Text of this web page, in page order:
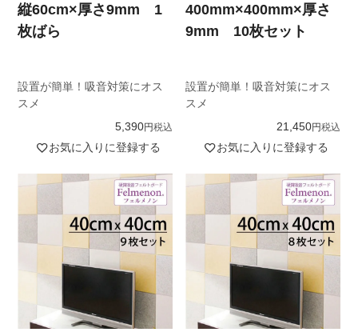
設置が簡単！吸音対策にオス
スメ
縦60cm×厚さ9mm 1
枚ばら
5,390 税込
お気に入りに登録する
設置が簡単！吸音対策にオス
スメ
400mm×400mm×厚さ
9mm 10枚セット
21,450 税込
お気に入りに登録する